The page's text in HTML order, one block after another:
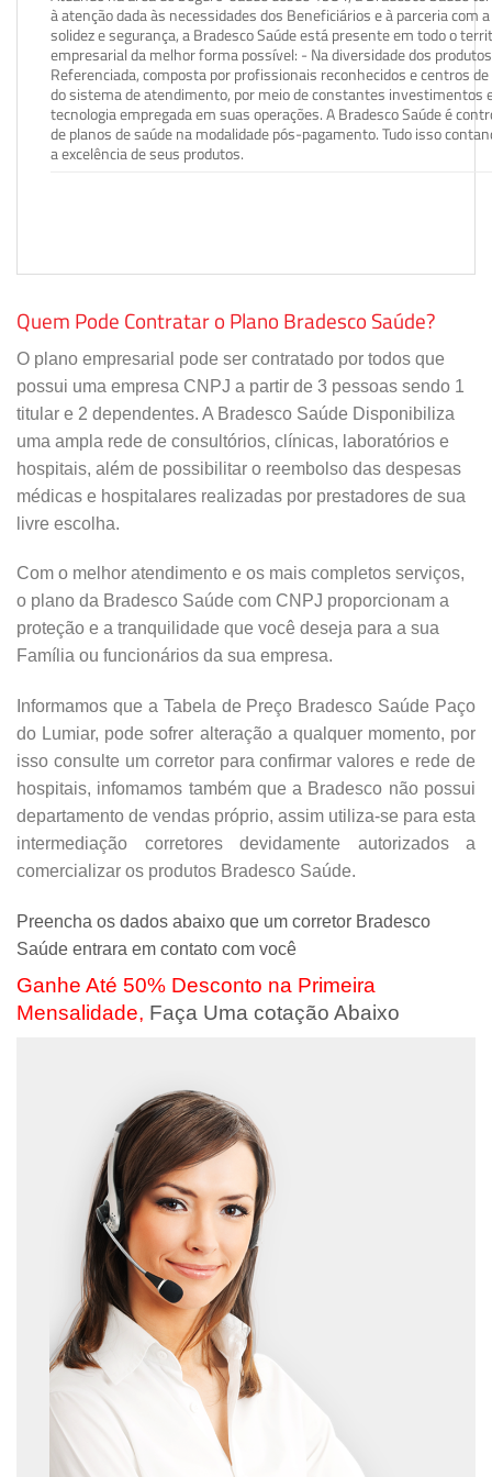
à atenção dada às necessidades dos Beneficiários e à parceria com
solidez e segurança, a Bradesco Saúde está presente em todo o
empresarial da melhor forma possível: - Na diversidade dos
Referenciada, composta por profissionais reconhecidos e centros
do sistema de atendimento, por meio de constantes investimentos
tecnologia empregada em suas operações. A Bradesco Saúde é
de planos de saúde na modalidade pós-pagamento. Tudo isso
a excelência de seus produtos.
Quem Pode Contratar o Plano Bradesco Saúde?
O plano empresarial pode ser contratado por todos que
possui uma empresa CNPJ a partir de 3 pessoas sendo 1
titular e 2 dependentes. A Bradesco Saúde Disponibiliza
uma ampla rede de consultórios, clínicas, laboratórios e
hospitais, além de possibilitar o reembolso das despesas
médicas e hospitalares realizadas por prestadores de sua
livre escolha.
Com o melhor atendimento e os mais completos serviços,
o plano da Bradesco Saúde com CNPJ proporcionam a
proteção e a tranquilidade que você deseja para a sua
Família ou funcionários da sua empresa.
Informamos que a Tabela de Preço Bradesco Saúde Paço
do Lumiar, pode sofrer alteração a qualquer momento, por
isso consulte um corretor para confirmar valores e rede de
hospitais, infomamos também que a Bradesco não possui
departamento de vendas próprio, assim utiliza-se para esta
intermediação corretores devidamente autorizados a
comercializar os produtos Bradesco Saúde.
Preencha os dados abaixo que um corretor Bradesco
Saúde entrara em contato com você
Ganhe Até 50% Desconto na Primeira
Mensalidade, Faça Uma cotação Abaixo